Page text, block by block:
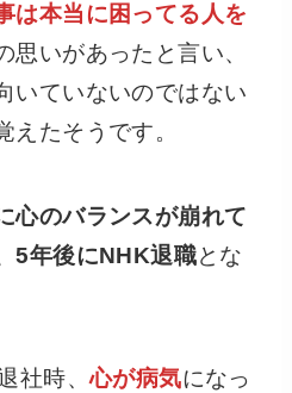
は本当に困ってる人を
思いがあったと言い、
いていないのではない
えたそうです。
心のバランスが崩れて
5年後にNHK退職とな
社時、心が病気になっ